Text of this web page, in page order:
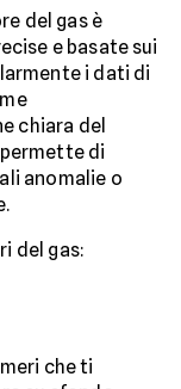
del gas è
e basate sui
i dati di
chiara del
di
anomalie o
del gas:
che ti